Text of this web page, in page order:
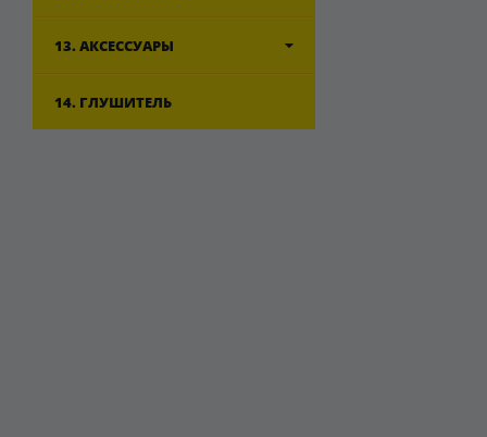
13. АКСЕССУАРЫ
14. ГЛУШИТЕЛЬ